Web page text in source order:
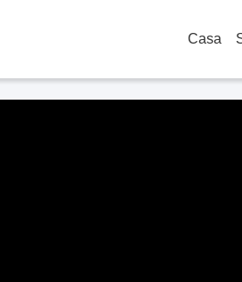
Casa